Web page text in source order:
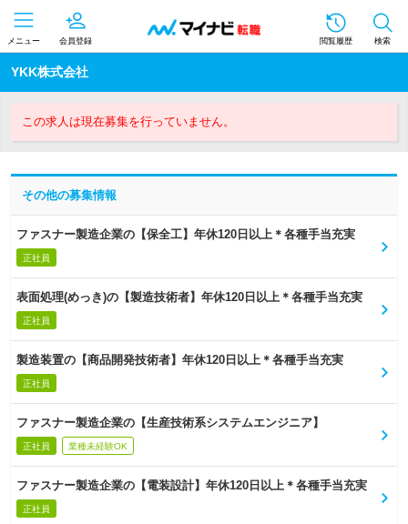
メニュー 会員登録 閲覧履歴 検索
YKK株式会社
この求人は現在募集を行っていません。
その他の募集情報
ファスナー製造企業の【保全工】年休120日以上＊各種手当充実
正社員
表面処理(めっき)の【製造技術者】年休120日以上＊各種手当充実
正社員
製造装置の【商品開発技術者】年休120日以上＊各種手当充実
正社員
ファスナー製造企業の【生産技術系システムエンジニア】
正社員 業種未経験OK
ファスナー製造企業の【電装設計】年休120日以上＊各種手当充実
正社員